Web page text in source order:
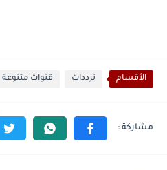
الأقسام ترددات قنوات متنوعة